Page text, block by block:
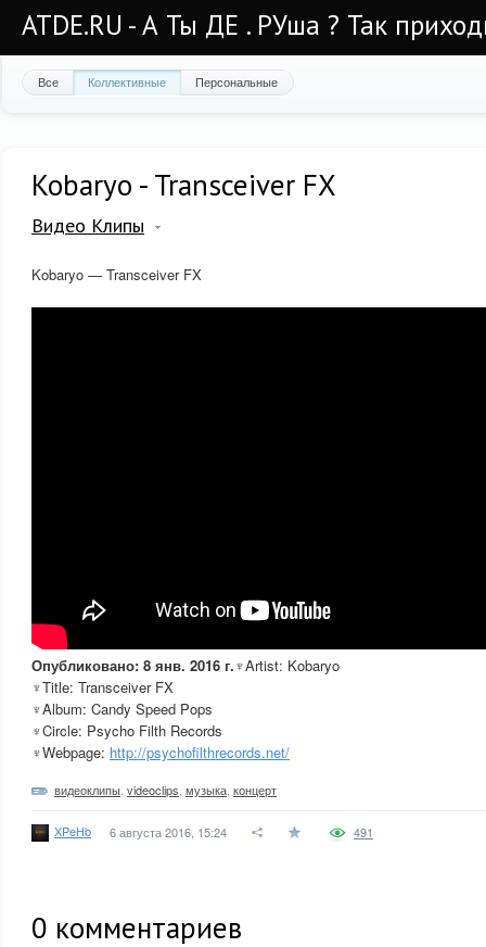
ATDE.RU - А Ты ДЕ . РУша ? Так
Все Коллективные Персональные
Kobaryo - Transceiver FX
Видео Клипы
Kobaryo — Transceiver FX
Опубликовано: 8 янв. 2016 г.♆Artist: Kobaryo
♆Title: Transceiver FX
♆Album: Candy Speed Pops
♆Circle: Psycho Filth Records
♆Webpage: http://psychofilthrecords.net/
видеоклипы videoclips музыка концерт
XPeHb 6 августа 2016, 15:24 491
0 комментариев